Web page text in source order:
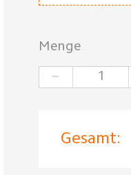
Menge
−
Gesamt: